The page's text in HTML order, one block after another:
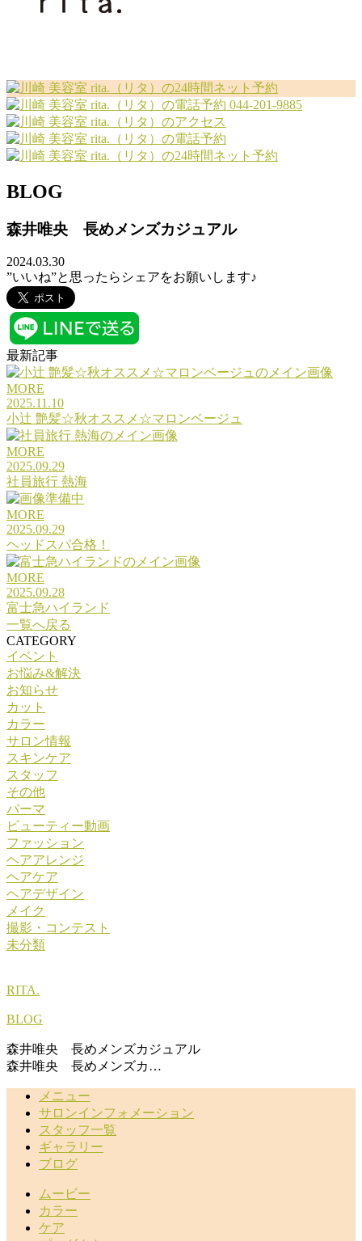
044-201-9885
BLOG
森井唯央 長めメンズカジュアル
2024.03.30
”いいね”と思ったらシェアをお願いします♪
最新記事
MORE
2025.11.10
小辻 艶髪☆秋オススメ☆マロンベージュ
MORE
2025.09.29
社員旅行 熱海
MORE
2025.09.29
ヘッドスパ合格！
MORE
2025.09.28
富士急ハイランド
一覧へ戻る
CATEGORY
イベント
お悩み&解決
お知らせ
カット
カラー
サロン情報
スキンケア
スタッフ
その他
パーマ
ビューティー動画
ファッション
ヘアアレンジ
ヘアケア
ヘアデザイン
メイク
撮影・コンテスト
未分類
RITA.
BLOG
森井唯央 長めメンズカジュアル
森井唯央 長めメンズカ…
メニュー
サロンインフォメーション
スタッフ一覧
ギャラリー
ブログ
ムービー
カラー
ケア